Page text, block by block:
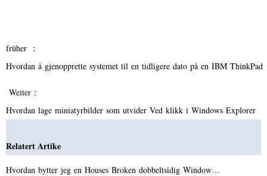
früher ：
Hvordan å gjenopprette systemet til en tidligere dato på en IBM ThinkPad
Weiter：
Hvordan lage miniatyrbilder som utvider Ved klikk i Windows Explorer
Relatert Artike
Hvordan bytter jeg en Houses Broken dobbeltsidig Window…